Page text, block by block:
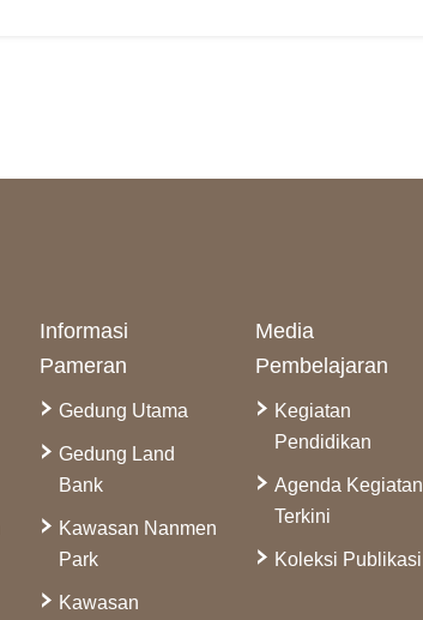
Informasi
Pameran
Gedung Utama
Gedung Land
Bank
Kawasan Nanmen
Park
Kawasan
Media
Pembelajaran
Kegiatan
Pendidikan
Agenda Kegiatan
Terkini
Koleksi Publikasi